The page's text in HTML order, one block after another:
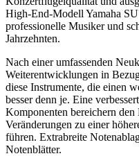
High-End-Modell Yamaha
professionelle Musiker und
Jahrzehnten.
Nach einer umfassenden
Weiterentwicklungen in
diese Instrumente, die einen
besser denn je. Eine
Komponenten bereichern
Veränderungen zu einer
führen. Extrabreite
Notenblätter.